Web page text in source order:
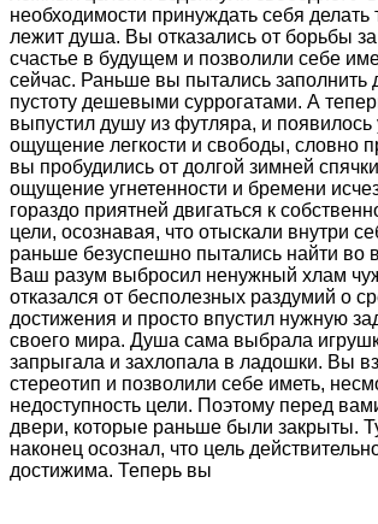
необходимости принуждать себя делать
лежит душа. Вы отказались от борьбы
счастье в будущем и позволили себе
сейчас. Раньше вы пытались заполнить
пустоту дешевыми суррогатами. А
выпустил душу из футляра, и появилось
ощущение легкости и свободы, словно
вы пробудились от долгой зимней
ощущение угнетенности и бремени
гораздо приятней двигаться к
цели, осознавая, что отыскали внутри
раньше безуспешно пытались найти во
Ваш разум выбросил ненужный хлам
отказался от бесполезных раздумий о
достижения и просто впустил нужную
своего мира. Душа сама выбрала
запрыгала и захлопала в ладошки. Вы
стереотип и позволили себе иметь,
недоступность цели. Поэтому перед
двери, которые раньше были закрыты.
наконец осознал, что цель
достижима. Теперь вы